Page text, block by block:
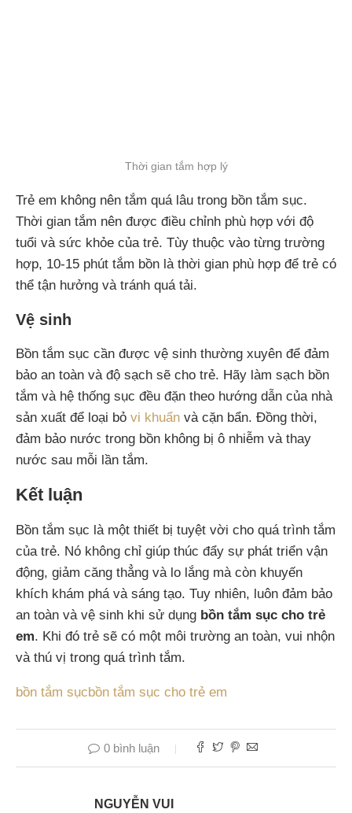
Thời gian tắm hợp lý
Trẻ em không nên tắm quá lâu trong bồn tắm sục.
Thời gian tắm nên được điều chỉnh phù hợp với độ
tuổi và sức khỏe của trẻ. Tùy thuộc vào từng trường
hợp, 10-15 phút tắm bồn là thời gian phù hợp để trẻ có
thể tận hưởng và tránh quá tải.
Vệ sinh
Bồn tắm sục cần được vệ sinh thường xuyên để đảm
bảo an toàn và độ sạch sẽ cho trẻ. Hãy làm sạch bồn
tắm và hệ thống sục đều đặn theo hướng dẫn của nhà
sản xuất để loại bỏ vi khuẩn và cặn bẩn. Đồng thời,
đảm bảo nước trong bồn không bị ô nhiễm và thay
nước sau mỗi lần tắm.
Kết luận
Bồn tắm sục là một thiết bị tuyệt vời cho quá trình tắm
của trẻ. Nó không chỉ giúp thúc đẩy sự phát triển vận
động, giảm căng thẳng và lo lắng mà còn khuyến
khích khám phá và sáng tạo. Tuy nhiên, luôn đảm bảo
an toàn và vệ sinh khi sử dụng bồn tắm sục cho trẻ
em. Khi đó trẻ sẽ có một môi trường an toàn, vui nhộn
và thú vị trong quá trình tắm.
bồn tắm sụcbồn tắm sục cho trẻ em
0 bình luận
NGUYỄN VUI